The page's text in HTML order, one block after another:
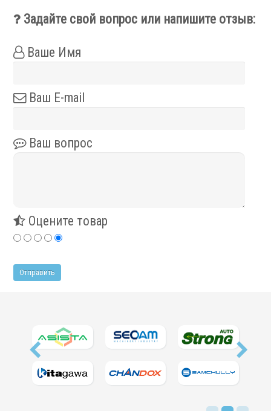
Задайте свой вопрос или напишите отзыв:
Ваше Имя
Ваш E-mail
Ваш вопрос
Оцените товар